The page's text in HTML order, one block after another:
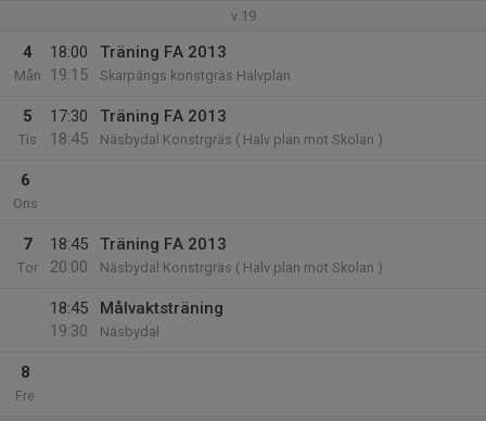
v.19
4
Mån
18:00
19:15
Träning FA 2013
Skarpängs konstgräs Halvplan
5
Tis
17:30
18:45
Träning FA 2013
Näsbydal Konstrgräs ( Halv plan mot Skolan )
6
Ons
7
Tor
18:45
20:00
Träning FA 2013
Näsbydal Konstrgräs ( Halv plan mot Skolan )
18:45
19:30
Målvaktsträning
Näsbydal
8
Fre